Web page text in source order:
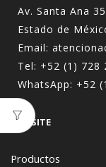
Av. Santa Ana
Estado de
Email:
Tel: +52 (1) 728
WhatsApp: +52
WEBSITE
Productos